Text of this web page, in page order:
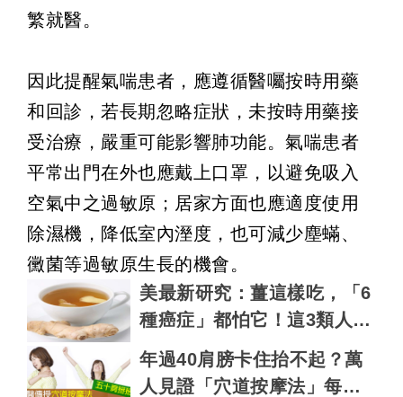
繁就醫。
因此提醒氣喘患者，應遵循醫囑按時用藥
和回診，若長期忽略症狀，未按時用藥接
受治療，嚴重可能影響肺功能。氣喘患者
平常出門在外也應戴上口罩，以避免吸入
空氣中之過敏原；居家方面也應適度使用
除濕機，降低室內溼度，也可減少塵蟎、
黴菌等過敏原生長的機會。
美最新研究：薑這樣吃，「6
種癌症」都怕它！這3類人千
萬要少碰！｜每日健康Healt
h
年過40肩膀卡住抬不起？萬
人見證「穴道按摩法」每天1